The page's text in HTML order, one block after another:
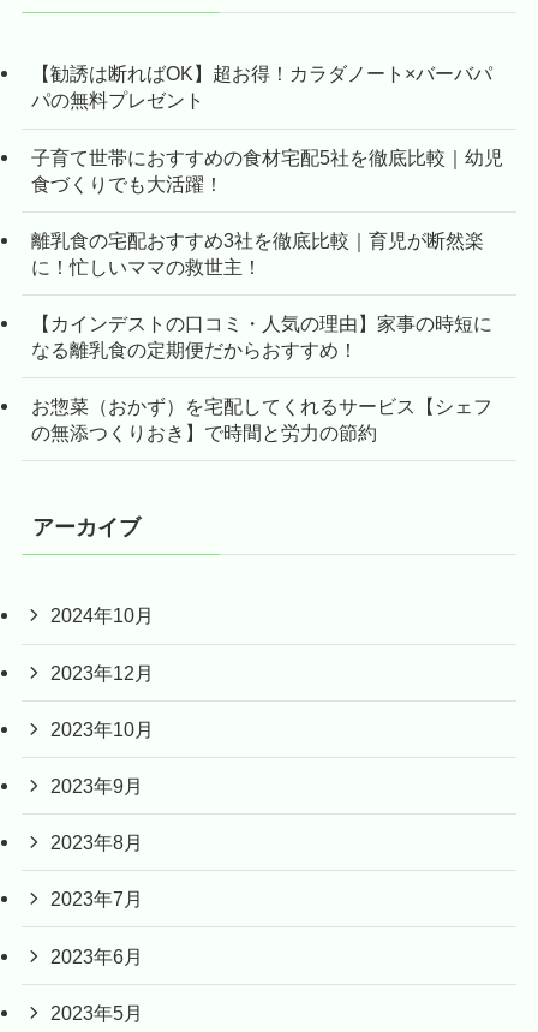
【勧誘は断ればOK】超お得！カラダノート×バーバパ
パの無料プレゼント
子育て世帯におすすめの食材宅配5社を徹底比較｜幼児
食づくりでも大活躍！
離乳食の宅配おすすめ3社を徹底比較｜育児が断然楽
に！忙しいママの救世主！
【カインデストの口コミ・人気の理由】家事の時短に
なる離乳食の定期便だからおすすめ！
お惣菜（おかず）を宅配してくれるサービス【シェフ
の無添つくりおき】で時間と労力の節約
アーカイブ
2024年10月
2023年12月
2023年10月
2023年9月
2023年8月
2023年7月
2023年6月
2023年5月